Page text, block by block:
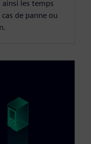
les temps
de panne ou